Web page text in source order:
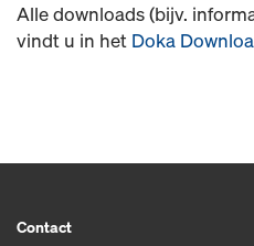
Alle downloads (bijv.
vindt u in het Doka
Contact